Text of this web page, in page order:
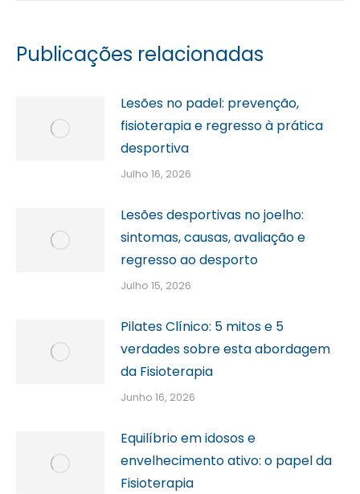
Publicações relacionadas
Lesões no padel: prevenção,
fisioterapia e regresso à prática
desportiva
Julho 16, 2026
Lesões desportivas no joelho:
sintomas, causas, avaliação e
regresso ao desporto
Julho 15, 2026
Pilates Clínico: 5 mitos e 5
verdades sobre esta abordagem
da Fisioterapia
Junho 16, 2026
Equilíbrio em idosos e
envelhecimento ativo: o papel da
Fisioterapia